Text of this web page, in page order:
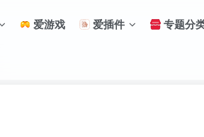
爱游戏 爱插件 专题分